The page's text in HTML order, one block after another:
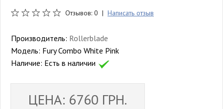
Отзывов: 0 | Написать отзыв
Производитель: Rollerblade
Модель: Fury Combo White Pink
Наличие: Есть в наличии
ЦЕНА: 6760 ГРН.